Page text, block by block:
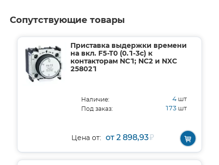
Сопутствующие товары
Приставка выдержки времени
на вкл. F5-T0 (0.1-3с) к
контакторам NC1; NC2 и NXC
258021
Наличие: 4 шт
Под заказ: 173 шт
Цена от: от 2 898,93₽